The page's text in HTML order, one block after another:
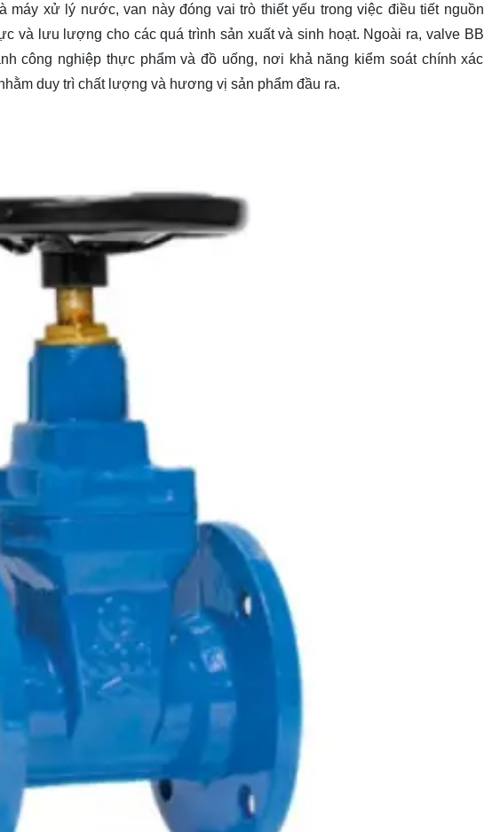
máy xử lý nước, van này đóng vai trò thiết yếu trong việc điều tiết nguồn
và lưu lượng cho các quá trình sản xuất và sinh hoạt. Ngoài ra, valve BB
công nghiệp thực phẩm và đồ uống, nơi khả năng kiểm soát chính xác
duy trì chất lượng và hương vị sản phẩm đầu ra.